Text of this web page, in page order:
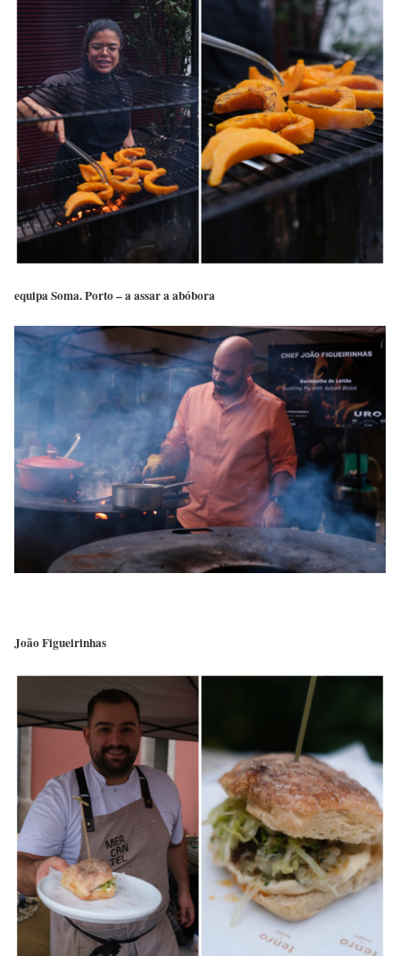
equipa Soma. Porto – a assar a abóbora
João Figueirinhas